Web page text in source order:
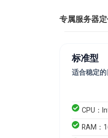
专属服务器
标准型
适合稳定
CPU：
RAM：